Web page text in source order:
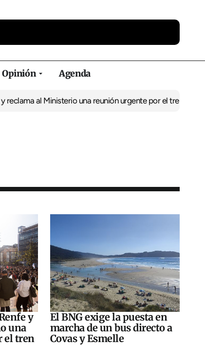
Opinión Agenda
Ministerio una reunión urgente por el trenEl BNG exige
y
una
el tren
El BNG exige la puesta en
marcha de un bus directo a
Covas y Esmelle